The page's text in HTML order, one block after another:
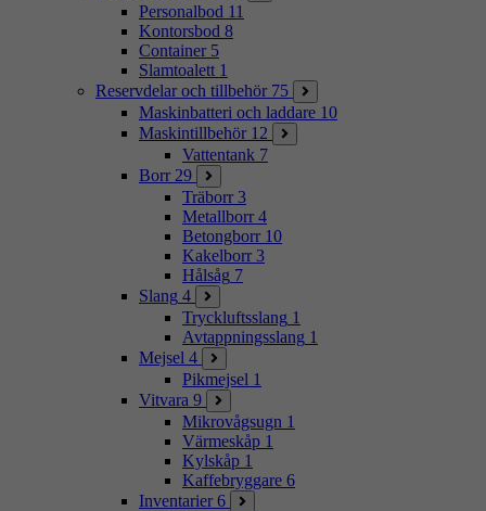
Personalbod 11
Kontorsbod 8
Container 5
Slamtoalett 1
Reservdelar och tillbehör 75
Maskinbatteri och laddare 10
Maskintillbehör 12
Vattentank 7
Borr 29
Träborr 3
Metallborr 4
Betongborr 10
Kakelborr 3
Hålsåg 7
Slang 4
Tryckluftsslang 1
Avtappningsslang 1
Mejsel 4
Pikmejsel 1
Vitvara 9
Mikrovågsugn 1
Värmeskåp 1
Kylskåp 1
Kaffebryggare 6
Inventarier 6